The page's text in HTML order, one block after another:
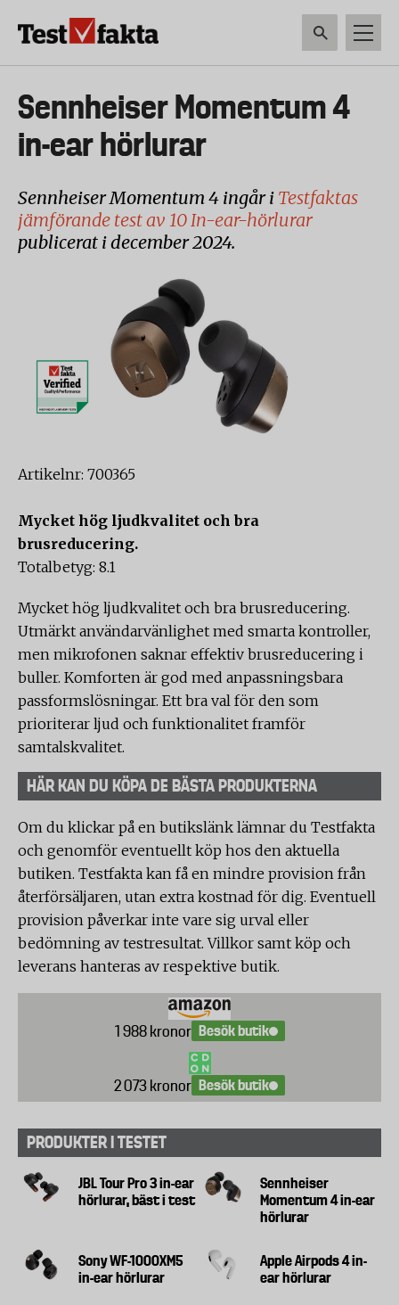
Huvudmeny
ny
Sennheiser Momentum 4
in-ear hörlurar
Sennheiser Momentum 4 ingår i Testfaktas
jämförande test av 10 In-ear-hörlurar
publicerat i december 2024.
Artikelnr: 700365
Mycket hög ljudkvalitet och bra
brusreducering.
Totalbetyg: 8.1
Mycket hög ljudkvalitet och bra brusreducering.
Utmärkt användarvänlighet med smarta kontroller,
men mikrofonen saknar effektiv brusreducering i
buller. Komforten är god med anpassningsbara
passformslösningar. Ett bra val för den som
prioriterar ljud och funktionalitet framför
samtalskvalitet.
HÄR KAN DU KÖPA DE BÄSTA PRODUKTERNA
Om du klickar på en butikslänk lämnar du Testfakta
och genomför eventuellt köp hos den aktuella
butiken. Testfakta kan få en mindre provision från
återförsäljaren, utan extra kostnad för dig. Eventuell
provision påverkar inte vare sig urval eller
bedömning av testresultat. Villkor samt köp och
leverans hanteras av respektive butik.
1 988 kronor Besök butik
2 073 kronor Besök butik
PRODUKTER I TESTET
JBL Tour Pro 3 in-ear
hörlurar, bäst i test
Sennheiser
Momentum 4 in-ear
hörlurar
Sony WF-1000XM5
in-ear hörlurar
Apple Airpods 4 in-
ear hörlurar